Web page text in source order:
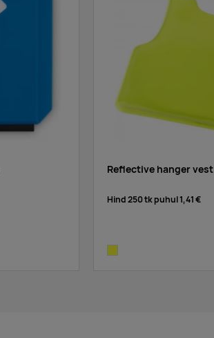
Reflective hanger vest
Hind 250 tk puhul1,41 €